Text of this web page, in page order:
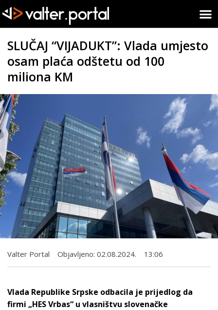
SLUČAJ “VIJADUKT”: Vlada umjesto
osam plaća odštetu od 100
miliona KM
Valter Portal Objavljeno: 02.08.2024. 13:06
Vlada Republike Srpske odbacila je prijedlog da
firmi „HES Vrbas“ u vlasništvu slovenačke